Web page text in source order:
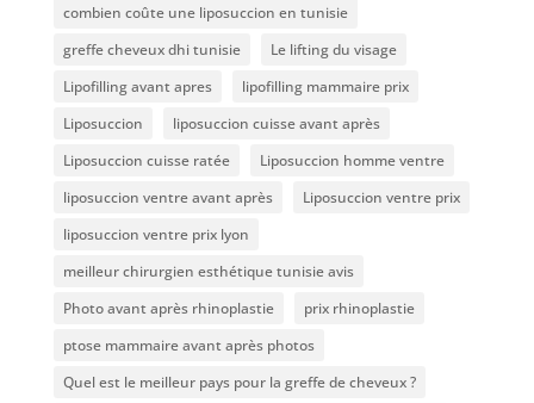
combien coûte une liposuccion en tunisie
greffe cheveux dhi tunisie
Le lifting du visage
Lipofilling avant apres
lipofilling mammaire prix
Liposuccion
liposuccion cuisse avant après
Liposuccion cuisse ratée
Liposuccion homme ventre
liposuccion ventre avant après
Liposuccion ventre prix
liposuccion ventre prix lyon
meilleur chirurgien esthétique tunisie avis
Photo avant après rhinoplastie
prix rhinoplastie
ptose mammaire avant après photos
Quel est le meilleur pays pour la greffe de cheveux ?